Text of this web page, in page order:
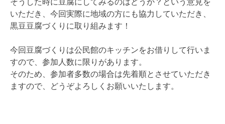
いただき、今回実際に地域の方にも協力していただき、
黒豆豆腐づくりに取り組みます！
今回豆腐づくりは公民館のキッチンをお借りして行いま
すので、参加人数に限りがあります。
そのため、参加者多数の場合は先着順とさせていただき
ますので、どうぞよろしくお願いいたします。